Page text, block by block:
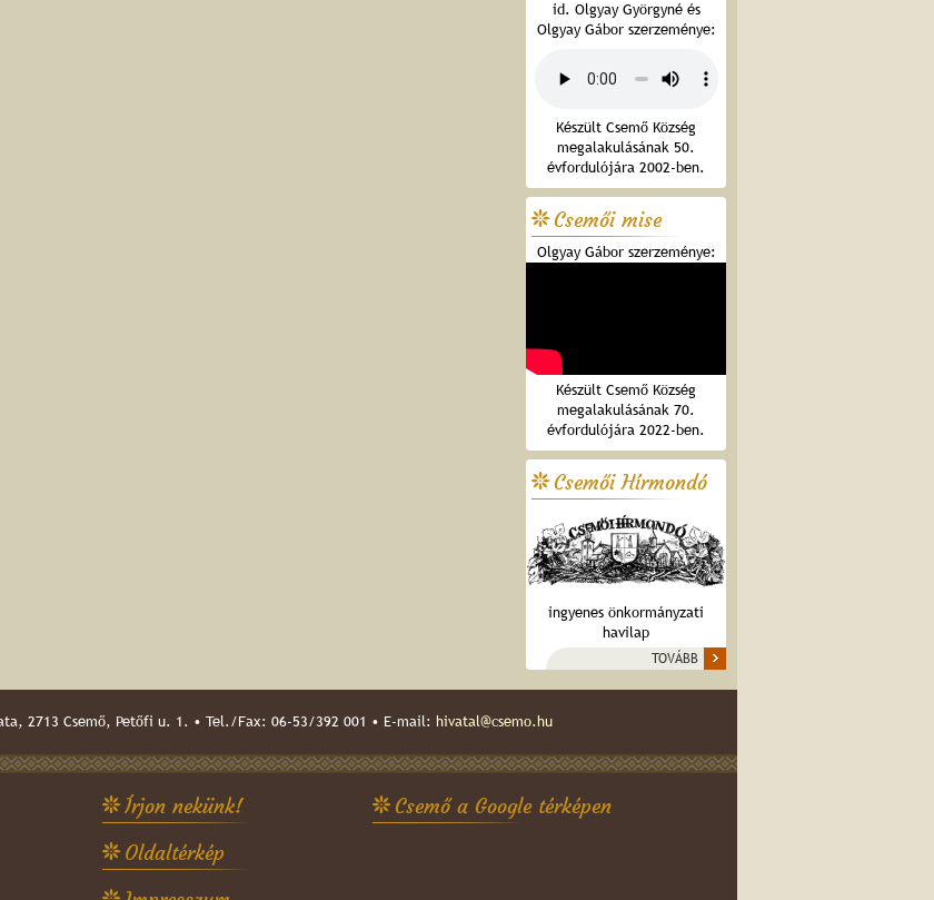
id. Olgyay Györgyné és
Olgyay Gábor szerzeménye:
Készült Csemő Község
megalakulásának 50.
évfordulójára 2002-ben.
Csemői mise
Olgyay Gábor szerzeménye:
Készült Csemő Község
megalakulásának 70.
évfordulójára 2022-ben.
Csemői Hírmondó
ingyenes önkormányzati
havilap
TOVÁBB
2713 Csemő, Petőfi u. 1. • Tel./Fax: 06-53/392 001 • E-mail: hivatal@csemo.hu
Írjon nekünk!
Oldaltérkép
Csemő a Google térképen